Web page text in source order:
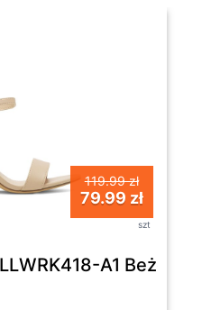
119.99 zł
79.99 zł
szt
A1 Beżowy